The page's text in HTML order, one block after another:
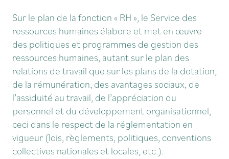
Sur le plan de la fonction « RH », le Service des
ressources humaines élabore et met en œuvre
des politiques et programmes de gestion des
ressources humaines, autant sur le plan des
relations de travail que sur les plans de la dotation,
de la rémunération, des avantages sociaux, de
l’assiduité au travail, de l’appréciation du
personnel et du développement organisationnel,
ceci dans le respect de la réglementation en
vigueur (lois, règlements, politiques, conventions
collectives nationales et locales, etc.).